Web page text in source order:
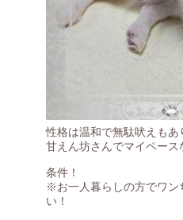
性格は温和で無駄吠えもあ
甘えん坊さんでマイペース
条件！
※お一人暮らしの方でワン
い！